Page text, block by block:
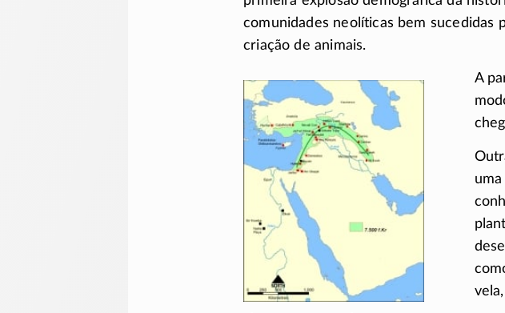
comunidades neolíticas bem
criação de animais.
A